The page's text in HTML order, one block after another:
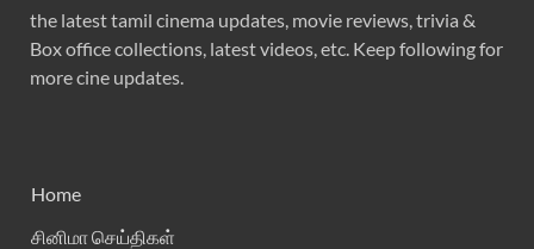
the latest tamil cinema updates, movie reviews, trivia &
Box office collections, latest videos, etc. Keep following for
more cine updates.
Home
சினிமா செய்திகள்